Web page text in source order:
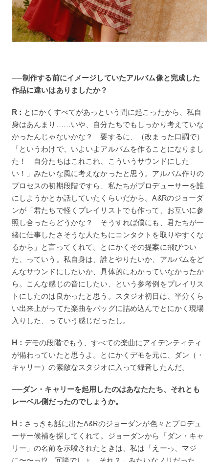
──制作する前にイメージしていたアルバム像と完成した
作品に違いはありましたか？
R： とにかくすべてがあっという間に起こったから、私自
身はあんまり……いや、自分たちでもしっかり考えていな
かったんじゃないかな？ 要するに、（改まった口調で）
「というわけで、いよいよアルバムを作ることになりまし
た！ 自分たちはこれこれ、こういうサウンドにした
い！」みたいな風に考えなかったと思う。アルバム作りの
プロセスの初期段階ですら、私たちがプロデューサーを誰
にしようかとか話していたくらいだから。A&Rのジョーダ
ンが「君たちで軽くプレイリストでも作って、お互いに参
照し合ったらどうかな？ そうすれば僕にも、君たちが一
緒に仕事したさそうな人たちにコンタクトを取りやすくな
るから」と言ってくれて。とにかくその提案に飛びつい
た、っていう。私自身は、誰とやりたいか、アルバムをど
んなサウンドにしたいか、具体的にわかっていなかったか
ら。こんな感じの音にしたい、という参考例をプレイリス
トにしたのは良かったと思う。スタジオ初日は、半分くら
い出来上がってた楽曲をバッグに詰め込んでとにかく現場
入りした、っていう感じだったし。
H： デモの段階でもう、すべての楽曲にアイデンティティ
が備わっていたと思うよ。とにかくデモを元に、ダン（・
キャリー）の素敵なスタジオに入って録音したんだ。
──ダン・キャリーを起用したのはあなたたち、それとも
レーベル側だったのでしょうか。
H： さっきも話に出たA&Rのジョーダンが色々とプロデュ
ーサー候補を探してくれて。ジョーダンから「ダン・キャ
リー」の名前を示唆されたときは、私は「えーっ、マジ
に〜〜っ!? 冗談でしょ、それ？」みたいなノリだった